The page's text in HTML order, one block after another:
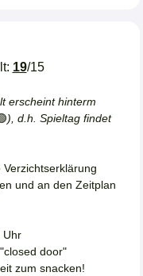
19/15
erscheint hinterm
), d.h. Spieltag findet
und an den Zeitplan
Uhr
door"
zum snacken!